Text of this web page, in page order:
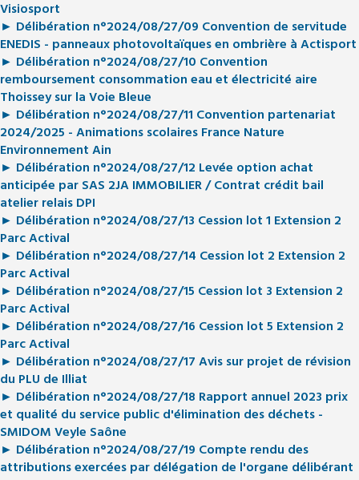
Visiosport
► Délibération n°2024/08/27/09 Convention de servitude
ENEDIS - panneaux photovoltaïques en ombrière à Actisport
► Délibération n°2024/08/27/10 Convention
remboursement consommation eau et électricité aire
Thoissey sur la Voie Bleue
► Délibération n°2024/08/27/11 Convention partenariat
2024/2025 - Animations scolaires France Nature
Environnement Ain
► Délibération n°2024/08/27/12 Levée option achat
anticipée par SAS 2JA IMMOBILIER / Contrat crédit bail
atelier relais DPI
► Délibération n°2024/08/27/13 Cession lot 1 Extension 2
Parc Actival
► Délibération n°2024/08/27/14 Cession lot 2 Extension 2
Parc Actival
► Délibération n°2024/08/27/15 Cession lot 3 Extension 2
Parc Actival
► Délibération n°2024/08/27/16 Cession lot 5 Extension 2
Parc Actival
► Délibération n°2024/08/27/17 Avis sur projet de révision
du PLU de Illiat
► Délibération n°2024/08/27/18 Rapport annuel 2023 prix
et qualité du service public d'élimination des déchets -
SMIDOM Veyle Saône
► Délibération n°2024/08/27/19 Compte rendu des
attributions exercées par délégation de l'organe délibérant